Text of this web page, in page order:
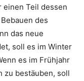
einen Teil dessen
des
das neue
soll es im Winter
es im Frühjahr
zu bestäuben, soll